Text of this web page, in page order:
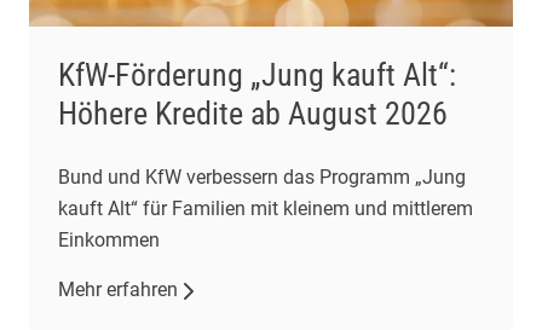
KfW-Förderung „Jung kauft Alt“:
Höhere Kredite ab August 2026
Bund und KfW verbessern das Programm „Jung
kauft Alt“ für Familien mit kleinem und mittlerem
Einkommen
Mehr erfahren